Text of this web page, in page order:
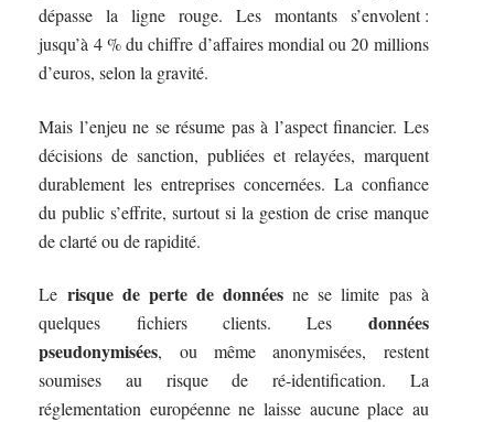
dépasse la ligne rouge. Les montants s’envolent :
jusqu’à 4 % du chiffre d’affaires mondial ou 20 millions
d’euros, selon la gravité.
Mais l’enjeu ne se résume pas à l’aspect financier. Les
décisions de sanction, publiées et relayées, marquent
durablement les entreprises concernées. La confiance
du public s’effrite, surtout si la gestion de crise manque
de clarté ou de rapidité.
Le risque de perte de données ne se limite pas à
quelques fichiers clients. Les données
pseudonymisées, ou même anonymisées, restent
soumises au risque de ré-identification. La
réglementation européenne ne laisse aucune place au